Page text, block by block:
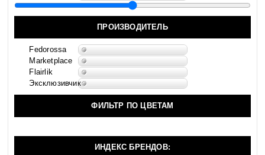
ПРОИЗВОДИТЕЛЬ
Fedorossa
Marketplace
Flairlik
Эксклюзивчик
ФИЛЬТР ПО ЦВЕТАМ
ИНДЕКС БРЕНДОВ: